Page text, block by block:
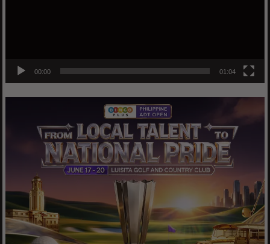
00:00 01:04